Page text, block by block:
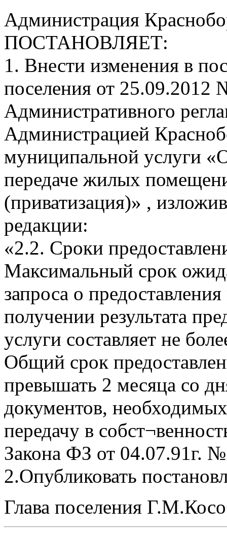
Администрация
ПОСТАНОВЛЯЕТ:
1. Внести изменения в
поселения от
Административного
Администрацией
муниципальной услуги
передаче жилых
(приватизация)» ,
редакции:
«2.2. Сроки
Максимальный срок
запроса о
получении результата
услуги составляет не
Общий срок
превышать 2 месяца со
документов,
передачу в
Закона ФЗ от 04.07.91г.
2.Опубликовать
Глава поселения